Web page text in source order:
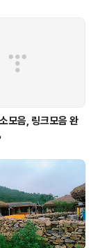
모음, 링크모음 완